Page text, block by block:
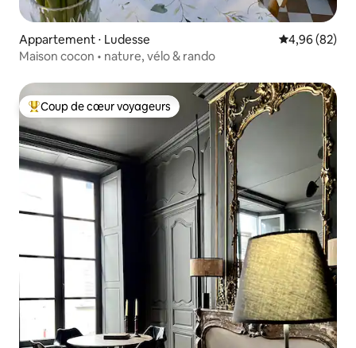
Appartement ⋅ Ludesse Évaluation
4,96 (82)
Maison cocon • nature, vélo & rando
Coups de cœur voyageurs les plus appréciés
Coup de cœur voyageurs